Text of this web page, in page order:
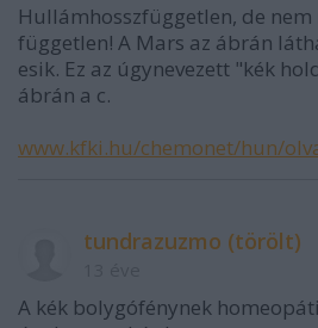
Hullámhosszfüggetlen, de nem
független! A Mars az ábrán
esik. Ez az úgynevezett "kék
ábrán a c.
www.kfki.hu/chemonet/hun/
tundrazuzmo (törölt)
A kék bolygófénynek